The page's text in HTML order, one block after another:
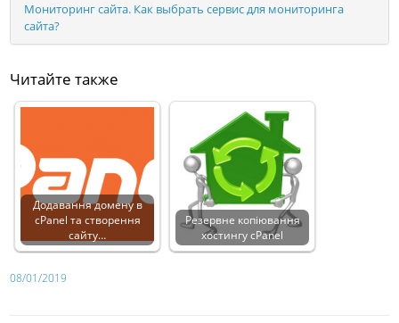
Мониторинг сайта. Как выбрать сервис для мониторинга
сайта?
Читайте также
Додавання домену в
cPanel та створення
сайту…
Резервне копіювання
хостингу cPanel
08/01/2019